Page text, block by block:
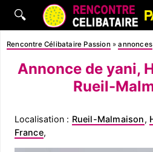
🔍
Rencontre Célibataire Passion »annonces
Annonce de yani,
Rueil-
Localisation : Rueil-Malmaison,
France,